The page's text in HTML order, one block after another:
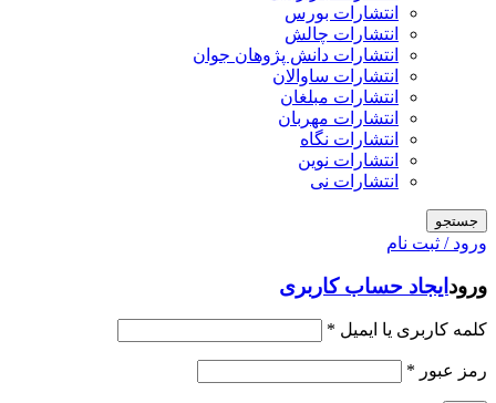
انتشارات بورس
انتشارات چالش
انتشارات دانش پژوهان جوان
انتشارات ساوالان
انتشارات مبلغان
انتشارات مهربان
انتشارات نگاه
انتشارات نوین
انتشارات نی
جستجو
ورود / ثبت نام
ورود ایجاد حساب کاربری
کلمه کاربری یا ایمیل *
رمز عبور *